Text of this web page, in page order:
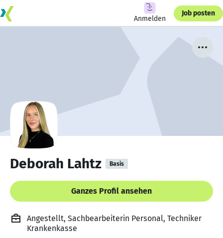
Anmelden
Job posten
Deborah Lahtz Basis
Ganzes Profil ansehen
Angestellt, Sachbearbeiterin Personal, Techniker
Krankenkasse